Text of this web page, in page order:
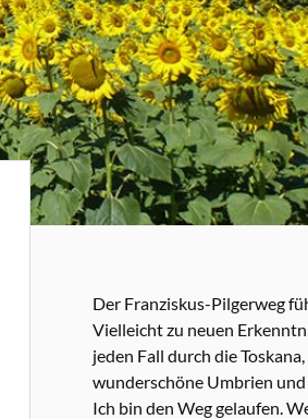
Der Franziskus-Pilgerweg
Vielleicht zu neuen
jeden Fall durch die Toskana,
wunderschöne Umbrien
Ich bin den Weg gelaufen.